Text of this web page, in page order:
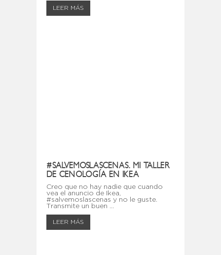
LEER MÁS
#SALVEMOSLASCENAS. MI TALLER
DE CENOLOGÍA EN IKEA
Creo que no hay nadie que cuando
vea el anuncio de Ikea,
#salvemoslascenas y no le guste.
Transmite un buen ...
LEER MÁS